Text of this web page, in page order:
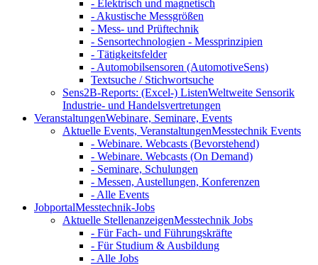
- Elektrisch und magnetisch
- Akustische Messgrößen
- Mess- und Prüftechnik
- Sensortechnologien - Messprinzipien
- Tätigkeitsfelder
- Automobilsensoren (AutomotiveSens)
Textsuche / Stichwortsuche
Sens2B-Reports: (Excel-) ListenWeltweite Sensorik
Industrie- und Handelsvertretungen
VeranstaltungenWebinare, Seminare, Events
Aktuelle Events, VeranstaltungenMesstechnik Events
- Webinare. Webcasts (Bevorstehend)
- Webinare. Webcasts (On Demand)
- Seminare, Schulungen
- Messen, Austellungen, Konferenzen
- Alle Events
JobportalMesstechnik-Jobs
Aktuelle StellenanzeigenMesstechnik Jobs
- Für Fach- und Führungskräfte
- Für Studium & Ausbildung
- Alle Jobs